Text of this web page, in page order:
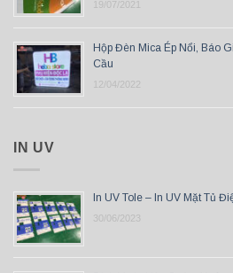
19/07/2021
Hộp Đèn Mica Ép Nổi, Báo
Cầu
12/04/2022
IN UV
In UV Tole – In UV Mặt Tủ
30/06/2023